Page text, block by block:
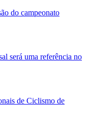
do campeonato
será uma referência no
de Ciclismo de